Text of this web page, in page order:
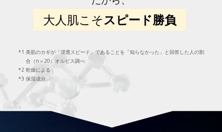
大人肌こそスピード勝負
美肌のカギが「浸透スピード」であることを「知らなかった」と回答した人の割
合（n＝20）オルビス調べ
乾燥による
保湿成分